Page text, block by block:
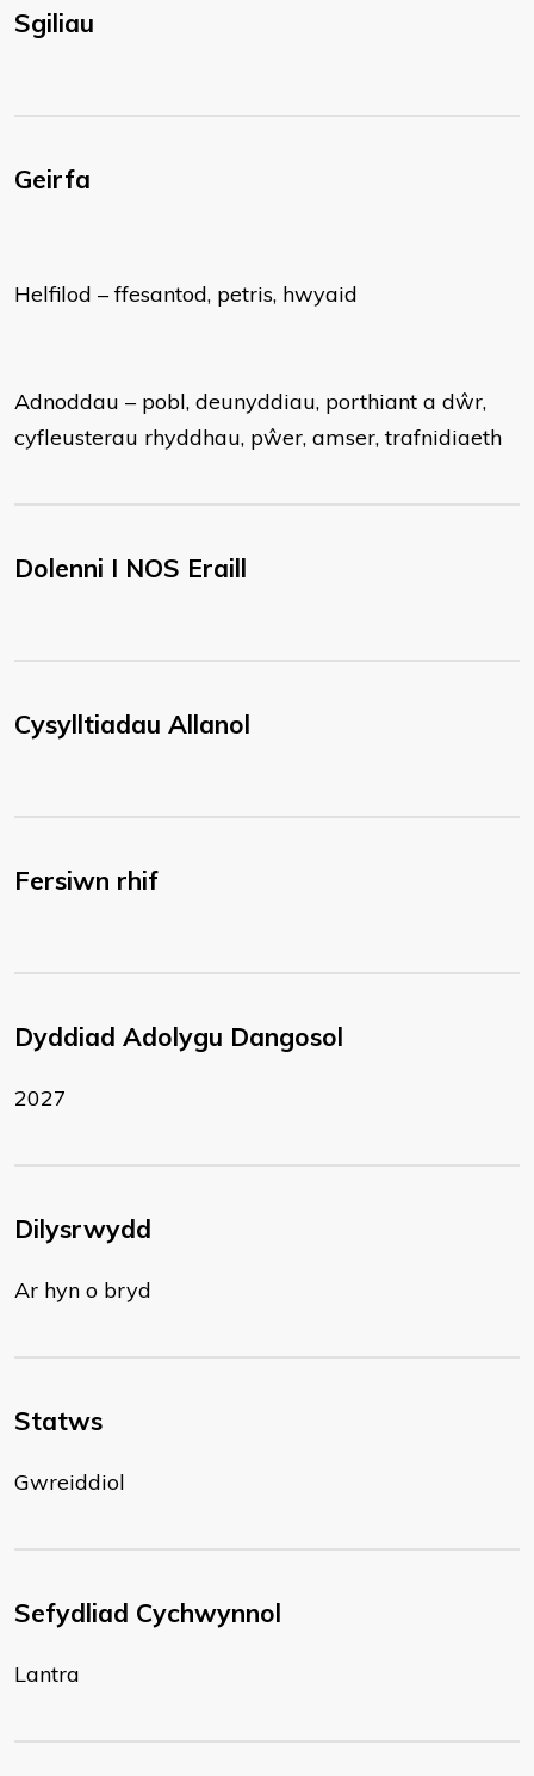
Sgiliau
Geirfa
Helfilod – ffesantod, petris, hwyaid
Adnoddau – pobl, deunyddiau, porthiant a dŵr,
cyfleusterau rhyddhau, pŵer, amser, trafnidiaeth
Dolenni I NOS Eraill
Cysylltiadau Allanol
Fersiwn rhif
Dyddiad Adolygu Dangosol
2027
Dilysrwydd
Ar hyn o bryd
Statws
Gwreiddiol
Sefydliad Cychwynnol
Lantra